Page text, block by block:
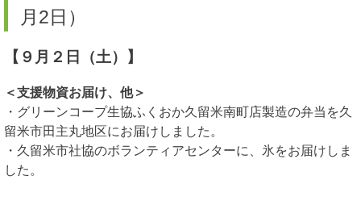
月2日）
【９月２日（土）】
＜支援物資お届け、他＞
・グリーンコープ生協ふくおか久留米南町店製造の弁当を久
留米市田主丸地区にお届けしました。
・久留米市社協のボランティアセンターに、氷をお届けしま
した。